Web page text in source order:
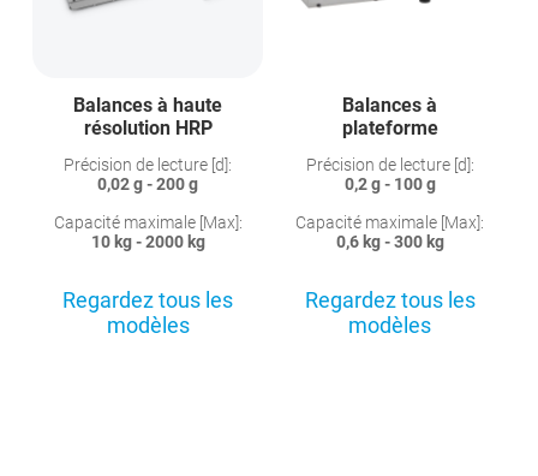
Balances à haute
résolution HRP
Précision de lecture [d]:
0,02 g - 200 g
Capacité maximale [Max]:
10 kg - 2000 kg
Regardez tous les
modèles
Balances à
plateforme
Précision de lecture [d]:
0,2 g - 100 g
Capacité maximale [Max]:
0,6 kg - 300 kg
Regardez tous les
modèles